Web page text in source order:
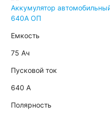
Аккумулятор
640A ОП
Емкость
75 Ач
Пусковой ток
640 А
Полярность